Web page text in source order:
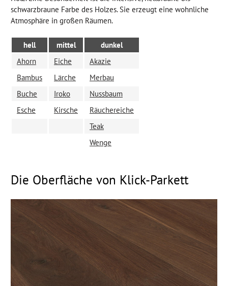
schwarzbraune Farbe des Holzes. Sie erzeugt eine wohnliche
Atmosphäre in großen Räumen.
hell mittel
dunkel
Ahorn
Eiche
Akazie
Bambus
Lärche
Merbau
Buche
Iroko
Nussbaum
Esche
Kirsche
Räuchereiche
Teak
Wenge
Die Oberfläche von Klick-Parkett